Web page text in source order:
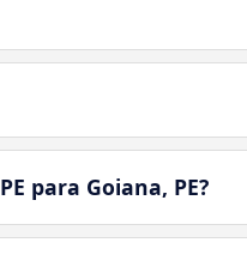
para Goiana, PE?